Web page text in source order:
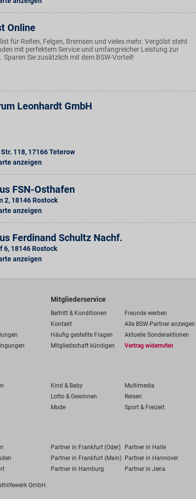
Online
für Reifen, Felgen, Bremsen und vieles mehr. Vergölst steht
mit perfektem Service und umfangreicher Leistung zur
Sparen Sie zusätzlich mit dem BSW-Vorteil!
Leonhardt GmbH
118, 17166Teterow
anzeigen
FSN-Osthafen
2, 18146 Rostock
anzeigen
Ferdinand Schultz Nachf.
6, 18146 Rostock
anzeigen
Mitgliederservice
Beitritt & Konditionen
Freunde werben
Kontakt
Alle BSW-Partner anzeigen
Häufig gestellte Fragen
Aktuelle Sonderaktionen
Mitgliedschaft kündigen
Vertrag widerrufen
Kind & Baby
Multimedia
Lotto & Gewinnen
Reisen
Mode Sport & Freizeit
Partner in Frankfurt (Oder) Partner in Halle
Partner in Frankfurt (Main) Partner in Hannover
Partner in Hamburg Partner in Jena
GmbH.